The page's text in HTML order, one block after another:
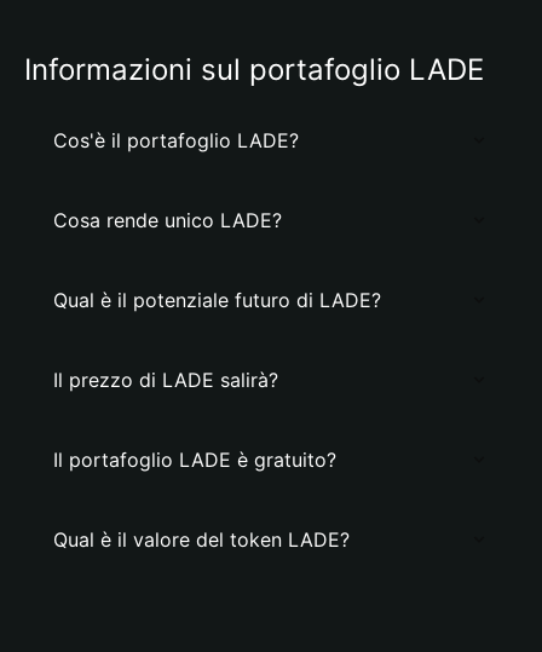
Informazioni sul portafoglio LADE
Cos'è il portafoglio LADE?
Cosa rende unico LADE?
Qual è il potenziale futuro di LADE?
Il prezzo di LADE salirà?
Il portafoglio LADE è gratuito?
Qual è il valore del token LADE?